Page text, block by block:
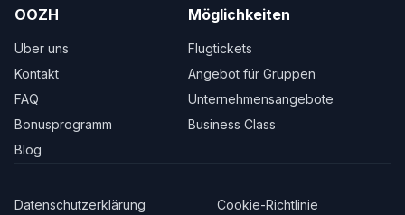
OOZH
Über uns
Kontakt
FAQ
Bonusprogramm
Blog
Möglichkeiten
Flugtickets
Angebot für Gruppen
Unternehmensangebote
Business Class
Datenschutzerklärung
Cookie-Richtlinie